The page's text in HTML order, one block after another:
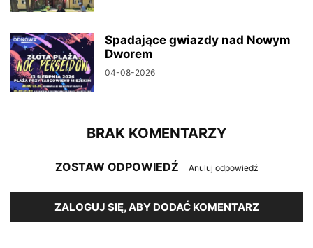
Spadające gwiazdy nad Nowym
Dworem
04-08-2026
BRAK KOMENTARZY
ZOSTAW ODPOWIEDŹ Anuluj odpowiedź
ZALOGUJ SIĘ, ABY DODAĆ KOMENTARZ